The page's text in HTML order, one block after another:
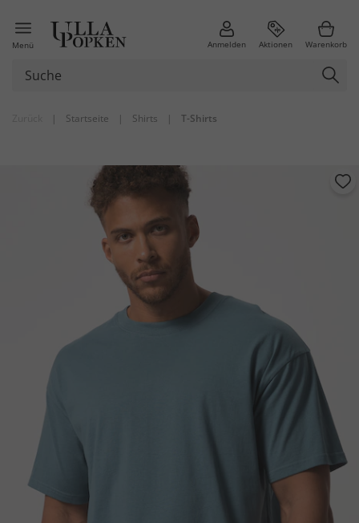
Menü Anmelden Aktionen Warenkorb
| Startseite | Shirts | T-Shirts